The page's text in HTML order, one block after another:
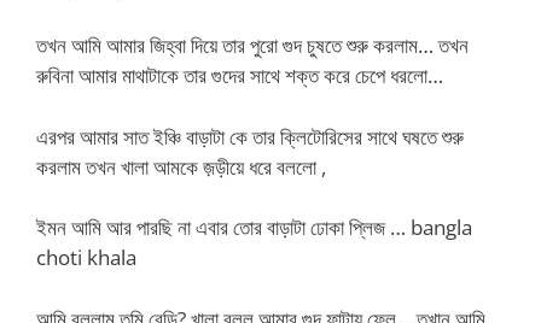
তখন আমি আমার জিহ্বা দিয়ে তার পুরো গুদ চুষতে শুরু করলাম… তখন
রুবিনা আমার মাথাটাকে তার গুদের সাথে শক্ত করে চেপে ধরলো…
এরপর আমার সাত ইঞ্চি বাড়াটা কে তার ক্লিটোরিসের সাথে ঘষতে শুরু
করলাম তখন খালা আমকে জ়ড়ীয়ে ধরে বললো ,
ইমন আমি আর পারছি না এবার তোর বাড়াটা ঢোকা প্লিজ … bangla
choti khala